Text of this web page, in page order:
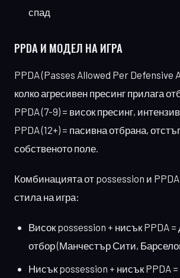
спад
PPDA И МОДЕЛ НА ИГРА
PPDA (Passes Allowed Per Defensive
колко агресивен пресинг прилага
PPDA (7-9) = висок пресинг,
PPDA (12+) = пасивна отбрана,
собственото поле.
Комбинацията от possession и
стила на игра:
Висок possession + нисък PPDA
отбор (Манчестър Сити,
Нисък possession + нисък PPDA =